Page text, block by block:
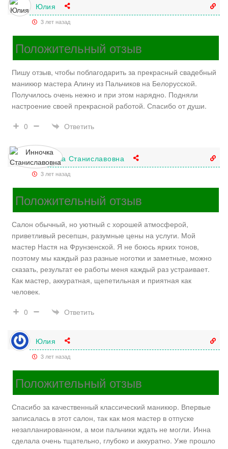
Юлия
3 лет назад
Положительный отзыв
Пишу отзыв, чтобы поблагодарить за прекрасный свадебный
маникюр мастера Алину из Пальчиков на Белорусской.
Получилось очень нежно и при этом нарядно. Подняли
настроение своей прекрасной работой. Спасибо от души.
0
Ответить
Инночка Станиславовна
3 лет назад
Положительный отзыв
Салон обычный, но уютный с хорошей атмосферой,
приветливый ресепшн, разумные цены на услуги. Мой
мастер Настя на Фрунзенской. Я не боюсь ярких тонов,
поэтому мы каждый раз разные ноготки и заметные, можно
сказать, результат ее работы меня каждый раз устраивает.
Как мастер, аккуратная, щепетильная и приятная как
человек.
0
Ответить
Юлия
3 лет назад
Положительный отзыв
Спасибо за качественный классический маникюр. Впервые
записалась в этот салон, так как моя мастер в отпуске
незапланированном, а мои пальчики ждать не могли. Инна
сделала очень тщательно, глубоко и аккуратно. Уже прошло